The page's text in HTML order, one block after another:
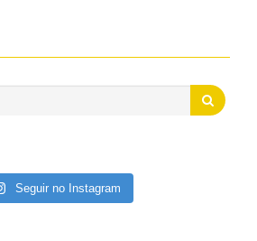
municípios e, somente o ano
distribuiu mais de três bilhões de
ações, dentre alas, mais de
pequenas comunidades rurais.
mesmo sem mandato,
Seguir no Instagram